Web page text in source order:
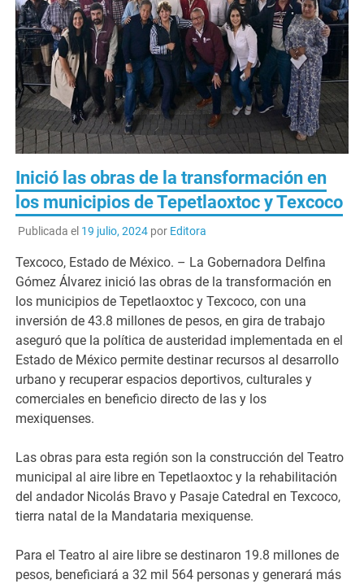
Inició las obras de la transformación en
los municipios de Tepetlaoxtoc y Texcoco
Publicada el 19 julio, 2024por Editora
Texcoco, Estado de México. – La Gobernadora Delfina
Gómez Álvarez inició las obras de la transformación en
los municipios de Tepetlaoxtoc y Texcoco, con una
inversión de 43.8 millones de pesos, en gira de trabajo
aseguró que la política de austeridad implementada en el
Estado de México permite destinar recursos al desarrollo
urbano y recuperar espacios deportivos, culturales y
comerciales en beneficio directo de las y los
mexiquenses.
Las obras para esta región son la construcción del Teatro
municipal al aire libre en Tepetlaoxtoc y la rehabilitación
del andador Nicolás Bravo y Pasaje Catedral en Texcoco,
tierra natal de la Mandataria mexiquense.
Para el Teatro al aire libre se destinaron 19.8 millones de
pesos, beneficiará a 32 mil 564 personas y generará más